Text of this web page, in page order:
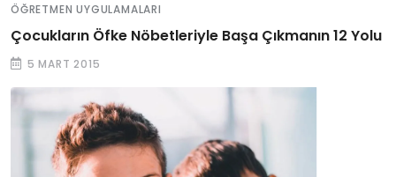
ÖĞRETMEN UYGULAMALARI
Çocukların Öfke Nöbetleriyle Başa Çıkmanın 12 Yolu
5 MART 2015